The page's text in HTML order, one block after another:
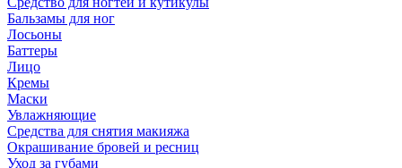
Бальзамы для ног
Лосьоны
Баттеры
Лицо
Кремы
Маски
Увлажняющие
Средства для снятия макияжа
Окрашивание бровей и ресниц
Уход за губами